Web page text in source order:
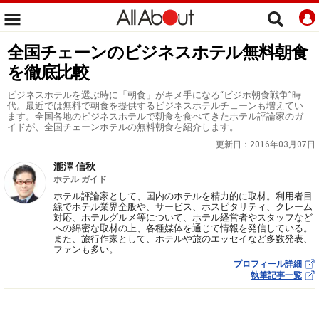
全国チェーンのビジネスホテル無料朝食
を徹底比較
ビジネスホテルを選ぶ時に「朝食」がキメ手になる“ビジホ朝食戦争”時
代。最近では無料で朝食を提供するビジネスホテルチェーンも増えてい
ます。全国各地のビジネスホテルで朝食を食べてきたホテル評論家のガ
イドが、全国チェーンホテルの無料朝食を紹介します。
更新日： 2016年03月07日
瀧澤 信秋
ホテル ガイド
ホテル評論家として、国内のホテルを精力的に取材。利用者目
線でホテル業界全般や、サービス、ホスピタリティ、クレーム
対応、ホテルグルメ等について、ホテル経営者やスタッフなど
への綿密な取材の上、各種媒体を通じて情報を発信している。
また、旅行作家として、ホテルや旅のエッセイなど多数発表、
ファンも多い。
プロフィール詳細
執筆記事一覧